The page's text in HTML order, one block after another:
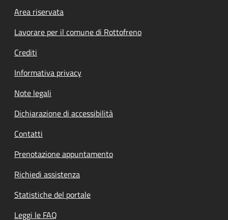
Footer menu
Area riservata
Lavorare per il comune di Rottofreno
Crediti
Informativa privacy
Note legali
Dichiarazione di accessibilità
Contatti
Prenotazione appuntamento
Richiedi assistenza
Statistiche del portale
Leggi le FAQ